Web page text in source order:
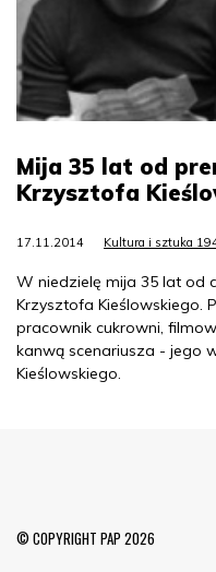
Mija 35 lat od
Krzysztofa
17.11.2014 Kultura i sztuka
W niedzielę mija 35 lat od
Krzysztofa Kieślowskiego.
pracownik cukrowni,
kanwą scenariusza - jego
Kieślowskiego.
© COPYRIGHT PAP 2026